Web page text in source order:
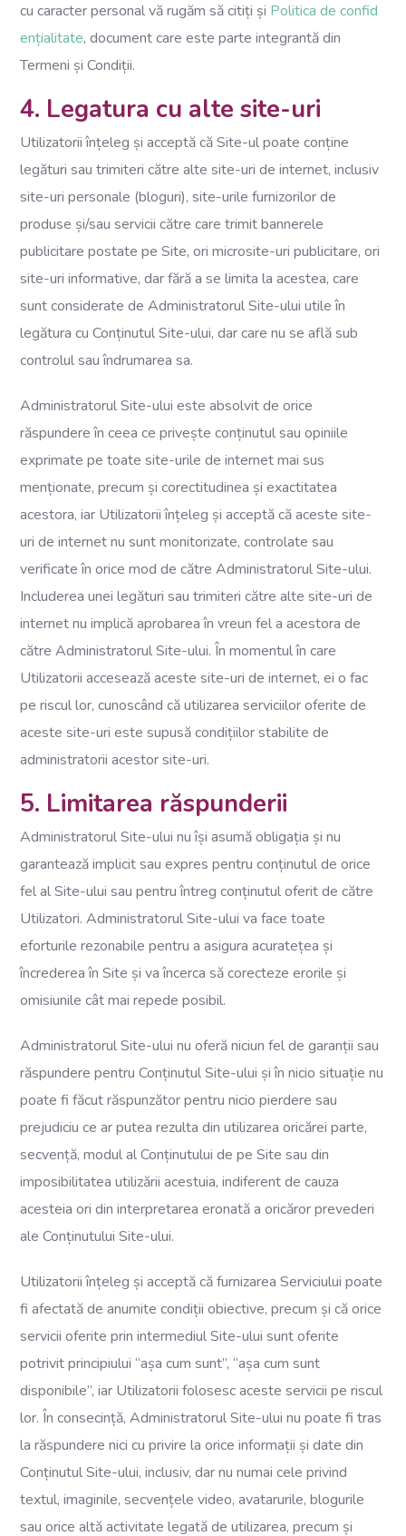
cu caracter personal vă rugăm să citiți și Politica de confid
ențialitate, document care este parte integrantă din
Termeni și Condiții.
4. Legatura cu alte site-uri
Utilizatorii înțeleg și acceptă că Site-ul poate conține
legături sau trimiteri către alte site-uri de internet, inclusiv
site-uri personale (bloguri), site-urile furnizorilor de
produse și/sau servicii către care trimit bannerele
publicitare postate pe Site, ori microsite-uri publicitare, ori
site-uri informative, dar fără a se limita la acestea, care
sunt considerate de Administratorul Site-ului utile în
legătura cu Conținutul Site-ului, dar care nu se află sub
controlul sau îndrumarea sa.
Administratorul Site-ului este absolvit de orice
răspundere în ceea ce privește conținutul sau opiniile
exprimate pe toate site-urile de internet mai sus
menționate, precum și corectitudinea și exactitatea
acestora, iar Utilizatorii înțeleg și acceptă că aceste site-
uri de internet nu sunt monitorizate, controlate sau
verificate în orice mod de către Administratorul Site-ului.
Includerea unei legături sau trimiteri către alte site-uri de
internet nu implică aprobarea în vreun fel a acestora de
către Administratorul Site-ului. În momentul în care
Utilizatorii accesează aceste site-uri de internet, ei o fac
pe riscul lor, cunoscând că utilizarea serviciilor oferite de
aceste site-uri este supusă condițiilor stabilite de
administratorii acestor site-uri.
5. Limitarea răspunderii
Administratorul Site-ului nu își asumă obligația și nu
garantează implicit sau expres pentru conținutul de orice
fel al Site-ului sau pentru întreg conținutul oferit de către
Utilizatori. Administratorul Site-ului va face toate
eforturile rezonabile pentru a asigura acuratețea și
încrederea în Site și va încerca să corecteze erorile și
omisiunile cât mai repede posibil.
Administratorul Site-ului nu oferă niciun fel de garanții sau
răspundere pentru Conținutul Site-ului și în nicio situație nu
poate fi făcut răspunzător pentru nicio pierdere sau
prejudiciu ce ar putea rezulta din utilizarea oricărei parte,
secvență, modul al Conținutului de pe Site sau din
imposibilitatea utilizării acestuia, indiferent de cauza
acesteia ori din interpretarea eronată a oricăror prevederi
ale Conținutului Site-ului.
Utilizatorii înțeleg și acceptă că furnizarea Serviciului poate
fi afectată de anumite condiții obiective, precum și că orice
servicii oferite prin intermediul Site-ului sunt oferite
potrivit principiului “așa cum sunt”, “așa cum sunt
disponibile”, iar Utilizatorii folosesc aceste servicii pe riscul
lor. În consecință, Administratorul Site-ului nu poate fi tras
la răspundere nici cu privire la orice informații și date din
Conținutul Site-ului, inclusiv, dar nu numai cele privind
textul, imaginile, secvențele video, avatarurile, blogurile
sau orice altă activitate legată de utilizarea, precum și